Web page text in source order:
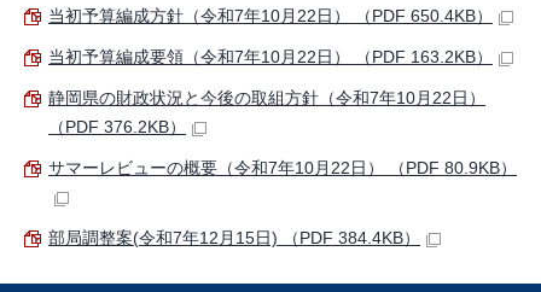
当初予算編成方針（令和7年10月22日） （PDF 650.4KB）
当初予算編成要領（令和7年10月22日） （PDF 163.2KB）
静岡県の財政状況と今後の取組方針（令和7年10月22日）
（PDF 376.2KB）
サマーレビューの概要（令和7年10月22日） （PDF 80.9KB）
部局調整案(令和7年12月15日) （PDF 384.4KB）